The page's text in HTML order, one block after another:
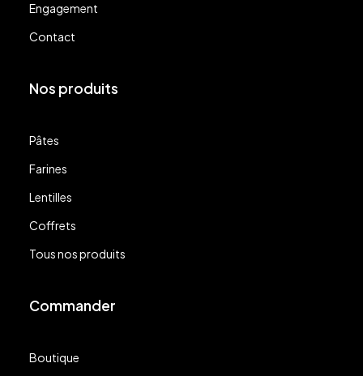
Engagement
Contact
Nos produits
Pâtes
Farines
Lentilles
Coffrets
Tous nos produits
Commander
Boutique